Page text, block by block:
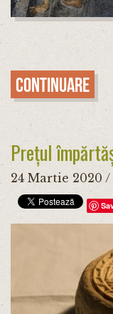
Continuare
Prețul
24 Martie 2020 /